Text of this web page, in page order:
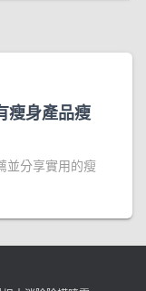
瘦身產品瘦
並分享實用的瘦